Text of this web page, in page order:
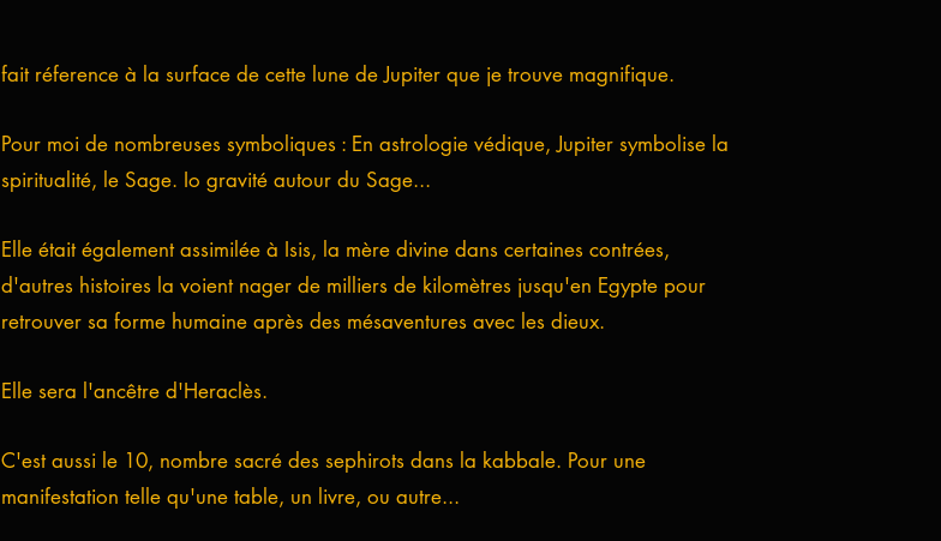
fait réference à la surface de cette lune de Jupiter que je trouve magnifique.
Pour moi de nombreuses symboliques : En astrologie védique, Jupiter symbolise la
spiritualité, le Sage. Io gravité autour du Sage...
Elle était également assimilée à Isis, la mère divine dans certaines contrées,
d'autres histoires la voient nager de milliers de kilomètres jusqu'en Egypte pour
retrouver sa forme humaine après des mésaventures avec les dieux.
Elle sera l'ancêtre d'Heraclès.
C'est aussi le 10, nombre sacré des sephirots dans la kabbale. Pour une
manifestation telle qu'une table, un livre, ou autre...